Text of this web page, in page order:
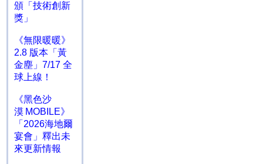
頒「技術創新
獎」
《無限暖暖》
2.8 版本「黃
金塵」7/17 全
球上線！
《黑色沙
漠 MOBILE》
「2026海地爾
宴會」釋出未
來更新情報